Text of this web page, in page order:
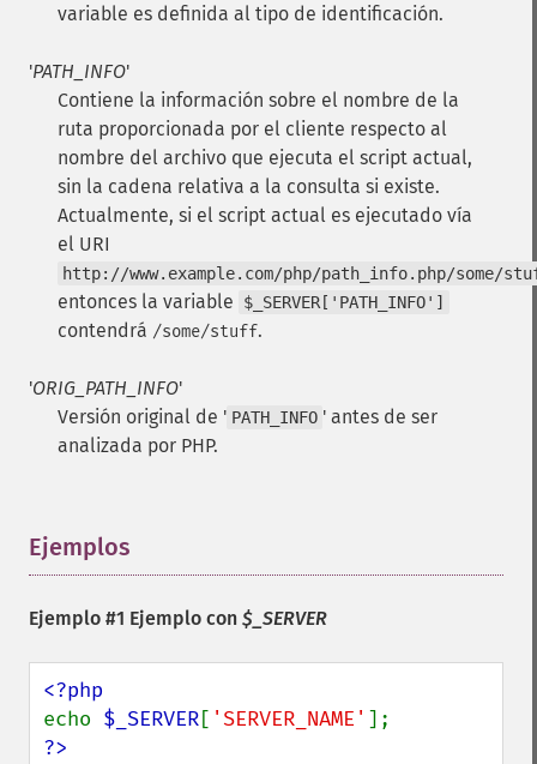
variable es definida al tipo de identificación.
'PATH_INFO'
Contiene la información sobre el nombre de la
ruta proporcionada por el cliente respecto al
nombre del archivo que ejecuta el script actual,
sin la cadena relativa a la consulta si existe.
Actualmente, si el script actual es ejecutado vía
el URI
http://www.example.com/php/path_info.php/some/
entonces la variable $_SERVER['PATH_INFO']
contendrá /some/stuff.
'ORIG_PATH_INFO'
Versión original de ' PATH_INFO ' antes de ser
analizada por PHP.
Ejemplos
Ejemplo #1 Ejemplo con $_SERVER
echo $_SERVER[ 'SERVER_NAME'
?>